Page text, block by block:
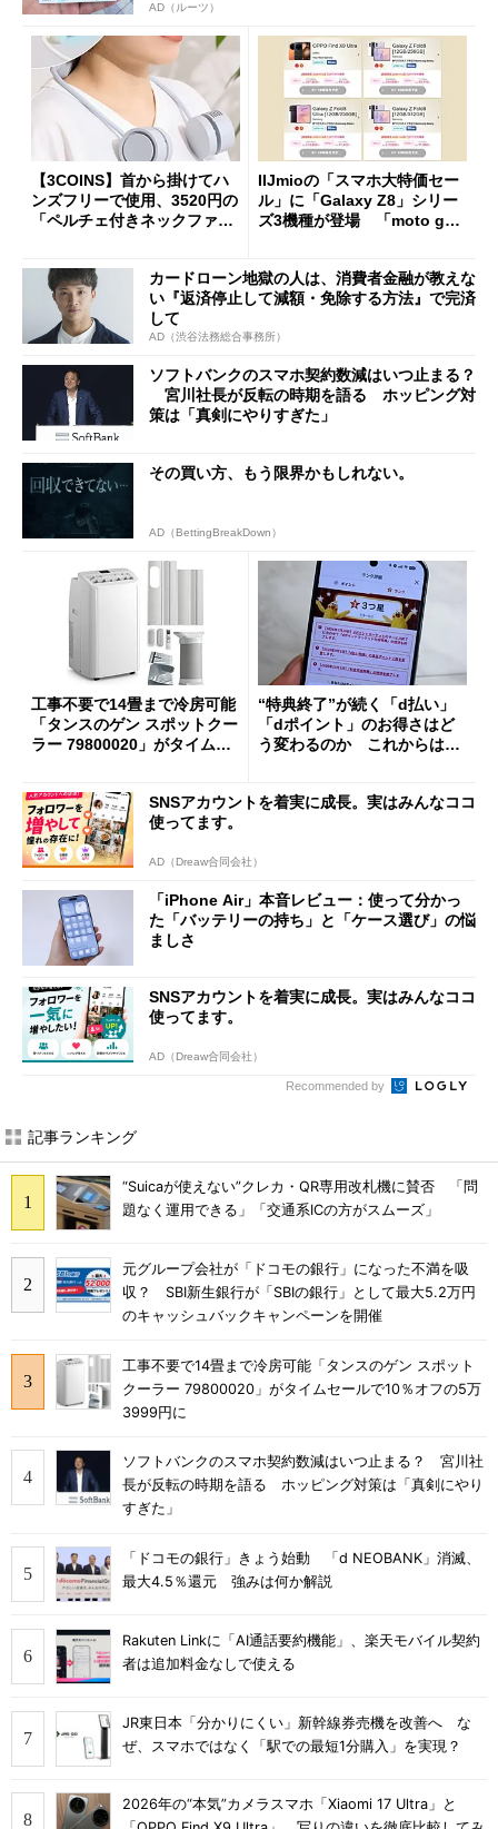
AD（ルーツ）
【3COINS】首から掛けてハ
ンズフリーで使用、3520円の
「ペルチェ付きネックファ
IIJmioの「スマホ大特価セー
ル」に「Galaxy Z8」シリー
ズ3機種が登場 「moto g37
カードローン地獄の人は、消費者金融が教えな
い『返済停止して減額・免除する方法』で完済
して
AD（渋谷法務総合事務所）
ソフトバンクのスマホ契約数減はいつ止まる？
宮川社長が反転の時期を語る ホッピング対
策は「真剣にやりすぎた」
その買い方、もう限界かもしれない。
AD（BettingBreakDown）
工事不要で14畳まで冷房可能
「タンスのゲン スポットクー
ラー 79800020」がタイムセ
“特典終了”が続く「d払い」
「dポイント」のお得さはど
う変わるのか これからは
SNSアカウントを着実に成長。実はみんなココ
使ってます。
AD（Dreaw合同会社）
「iPhone Air」本音レビュー：使って分かっ
た「バッテリーの持ち」と「ケース選び」の悩
ましさ
SNSアカウントを着実に成長。実はみんなココ
使ってます。
AD（Dreaw合同会社）
Recommended by
記事ランキング
“Suicaが使えない”クレカ・QR専用改札機に賛否 「問
題なく運用できる」「交通系ICの方がスムーズ」
元グループ会社が「ドコモの銀行」になった不満を吸
収？ SBI新生銀行が「SBIの銀行」として最大5.2万円
のキャッシュバックキャンペーンを開催
工事不要で14畳まで冷房可能「タンスのゲン スポット
クーラー 79800020」がタイムセールで10％オフの5万
3999円に
ソフトバンクのスマホ契約数減はいつ止まる？ 宮川社
長が反転の時期を語る ホッピング対策は「真剣にやり
すぎた」
「ドコモの銀行」きょう始動 「d NEOBANK」消滅、
最大4.5％還元 強みは何か解説
Rakuten Linkに「AI通話要約機能」、楽天モバイル契約
者は追加料金なしで使える
JR東日本「分かりにくい」新幹線券売機を改善へ な
ぜ、スマホではなく「駅での最短1分購入」を実現？
2026年の“本気”カメラスマホ「Xiaomi 17 Ultra」と